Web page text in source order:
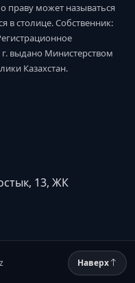
праву может называться
в столице. Собственник:
г. выдано Министерством
Казахстан.
13, ЖК
Наверх